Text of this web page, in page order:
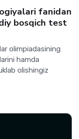
fanidan
bosqich test
olimpiadasining
hamda
olishingiz